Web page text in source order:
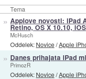
Tema
» Applove novosti: iPad
Retino, OS X 10.10,
McHusch
Oddelek: Novice/Apple
» Danes prihajata iPad
PrimozR
Oddelek: Novice/Apple